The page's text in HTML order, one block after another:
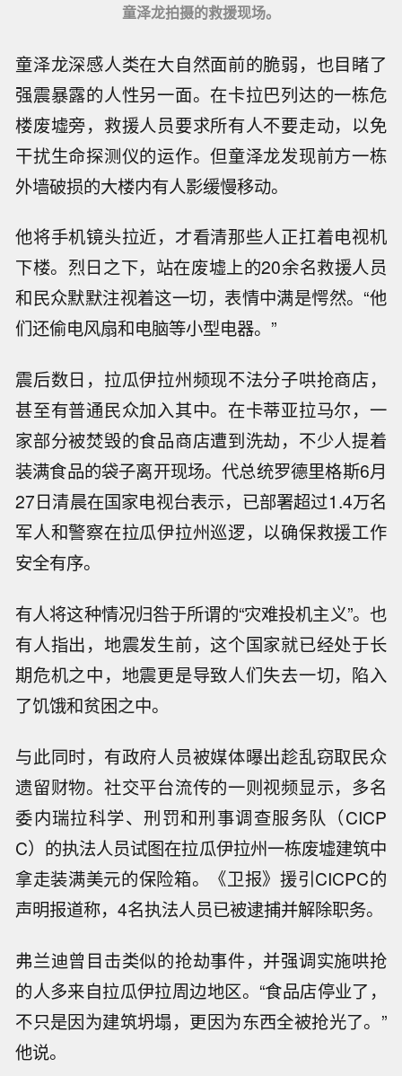
童泽龙拍摄的救援现场。
童泽龙深感人类在大自然面前的脆弱，也目睹了
强震暴露的人性另一面。在卡拉巴列达的一栋危
楼废墟旁，救援人员要求所有人不要走动，以免
干扰生命探测仪的运作。但童泽龙发现前方一栋
外墙破损的大楼内有人影缓慢移动。
他将手机镜头拉近，才看清那些人正扛着电视机
下楼。烈日之下，站在废墟上的20余名救援人员
和民众默默注视着这一切，表情中满是愕然。“他
们还偷电风扇和电脑等小型电器。”
震后数日，拉瓜伊拉州频现不法分子哄抢商店，
甚至有普通民众加入其中。在卡蒂亚拉马尔，一
家部分被焚毁的食品商店遭到洗劫，不少人提着
装满食品的袋子离开现场。代总统罗德里格斯6月
27日清晨在国家电视台表示，已部署超过1.4万名
军人和警察在拉瓜伊拉州巡逻，以确保救援工作
安全有序。
有人将这种情况归咎于所谓的“灾难投机主义”。也
有人指出，地震发生前，这个国家就已经处于长
期危机之中，地震更是导致人们失去一切，陷入
了饥饿和贫困之中。
与此同时，有政府人员被媒体曝出趁乱窃取民众
遗留财物。社交平台流传的一则视频显示，多名
委内瑞拉科学、刑罚和刑事调查服务队（CICP
C）的执法人员试图在拉瓜伊拉州一栋废墟建筑中
拿走装满美元的保险箱。《卫报》援引CICPC的
声明报道称，4名执法人员已被逮捕并解除职务。
弗兰迪曾目击类似的抢劫事件，并强调实施哄抢
的人多来自拉瓜伊拉周边地区。“食品店停业了，
不只是因为建筑坍塌，更因为东西全被抢光了。”
他说。